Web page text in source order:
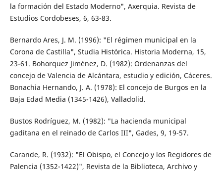
la formación del Estado Moderno", Axerquia. Revista de
Estudios Cordobeses, 6, 63-83.
Bernardo Ares, J. M. (1996): "El régimen municipal en la
Corona de Castilla", Studia Histórica. Historia Moderna, 15,
23-61. Bohorquez Jiménez, D. (1982): Ordenanzas del
concejo de Valencia de Alcántara, estudio y edición, Cáceres.
Bonachia Hernando, J. A. (1978): El concejo de Burgos en la
Baja Edad Media (1345-1426), Valladolid.
Bustos Rodríguez, M. (1982): "La hacienda municipal
gaditana en el reinado de Carlos III", Gades, 9, 19-57.
Carande, R. (1932): "El Obispo, el Concejo y los Regidores de
Palencia (1352-1422)", Revista de la Biblioteca, Archivo y